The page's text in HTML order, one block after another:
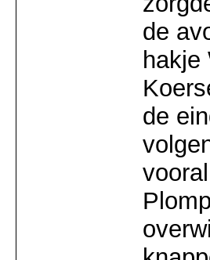
de
hakje
de